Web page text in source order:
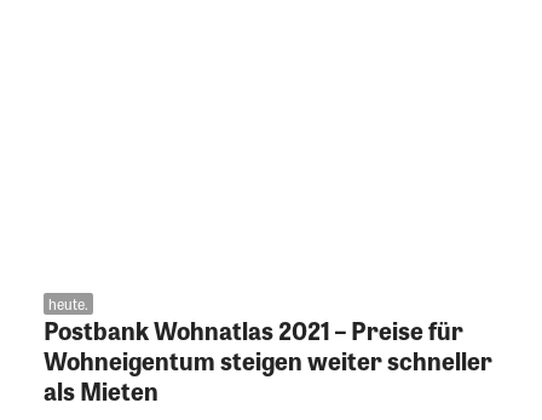
heute.
Postbank Wohnatlas 2021 – Preise für
Wohneigentum steigen weiter schneller
als Mieten